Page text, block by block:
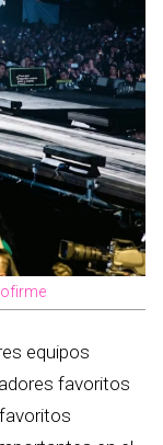
equipos
favoritos